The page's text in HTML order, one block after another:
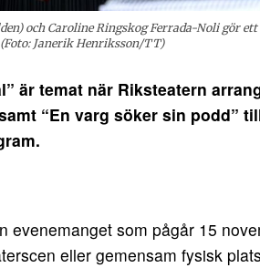
och Caroline Ringskog Ferrada-Noli gör
Janerik Henriksson/TT)
är temat när Riksteatern
“En varg söker sin podd”
evenemanget som pågår 15
eller gemensam fysisk